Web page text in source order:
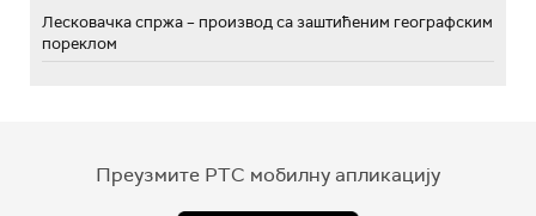
Лесковачка спржа – производ са заштићеним географским
пореклом
Преузмите РТС мобилну апликацију